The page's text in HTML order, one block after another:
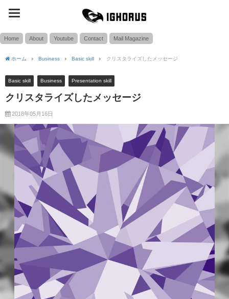
toggle
Home About Youtube Contact Mail Magazine
ホーム Business Basic skill クリスタライズしたメッセージ
Basic skill Business Presentation skill
クリスタライズしたメッセージ
2018年05月16日